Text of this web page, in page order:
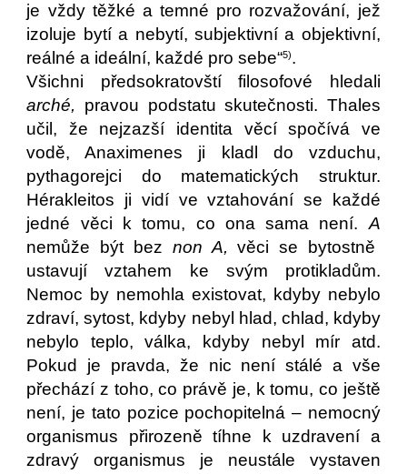
je vždy těžké a temné pro rozvažování, jež
izoluje bytí a nebytí, subjektivní a objektivní,
reálné a ideální, každé pro sebe“5).
Všichni předsokratovští filosofové hledali
arché,
pravou podstatu skutečnosti. Thales
učil, že nejzazší identita věcí spočívá ve
vodě, Anaximenes ji kladl do vzduchu,
pythagorejci do matematických struktur.
Hérakleitos ji vidí ve vztahování se každé
jedné věci k tomu, co ona sama není. A
nemůže být bez non A,věci se bytostně
ustavují vztahem ke svým protikladům.
Nemoc by nemohla existovat, kdyby nebylo
zdraví, sytost, kdyby nebyl hlad, chlad, kdyby
nebylo teplo, válka, kdyby nebyl mír atd.
Pokud je pravda, že nic není stálé a vše
přechází z toho, co právě je, k tomu, co ještě
není, je tato pozice pochopitelná – nemocný
organismus přirozeně tíhne k uzdravení a
zdravý organismus je neustále vystaven